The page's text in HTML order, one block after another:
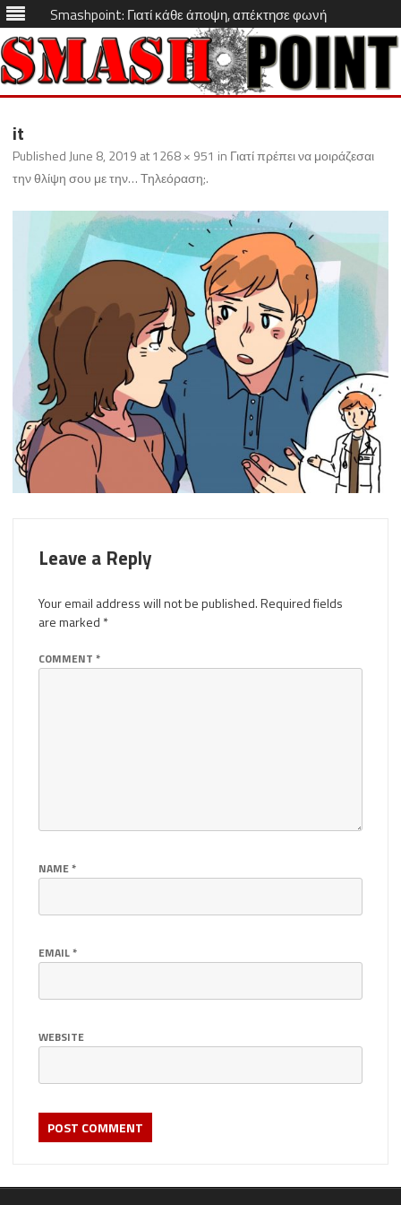
Smashpoint: Γιατί κάθε άποψη, απέκτησε φωνή
Skip
it
Published June 8, 2019 at1268 × 951 in Γιατί πρέπει να μοιράζεσαι
την θλίψη σου με την… Τηλεόραση;.
Leave a Reply
Your email address will not be published.Required fields
are marked *
COMMENT *
NAME*
EMAIL*
WEBSITE